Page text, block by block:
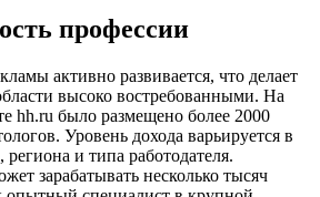
профессии
активно развивается, что делает
высоко востребованными. На
hh.ru было размещено более 2000
Уровень дохода варьируется в
и типа работодателя.
зарабатывать несколько тысяч